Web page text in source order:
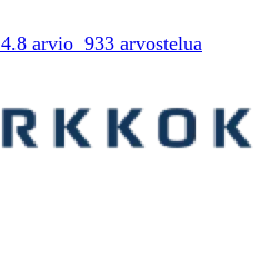
4.8 arvio 933 arvostelua